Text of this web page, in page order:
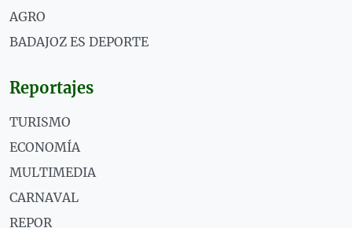
AGRO
BADAJOZ ES DEPORTE
Reportajes
TURISMO
ECONOMÍA
MULTIMEDIA
CARNAVAL
REPOR